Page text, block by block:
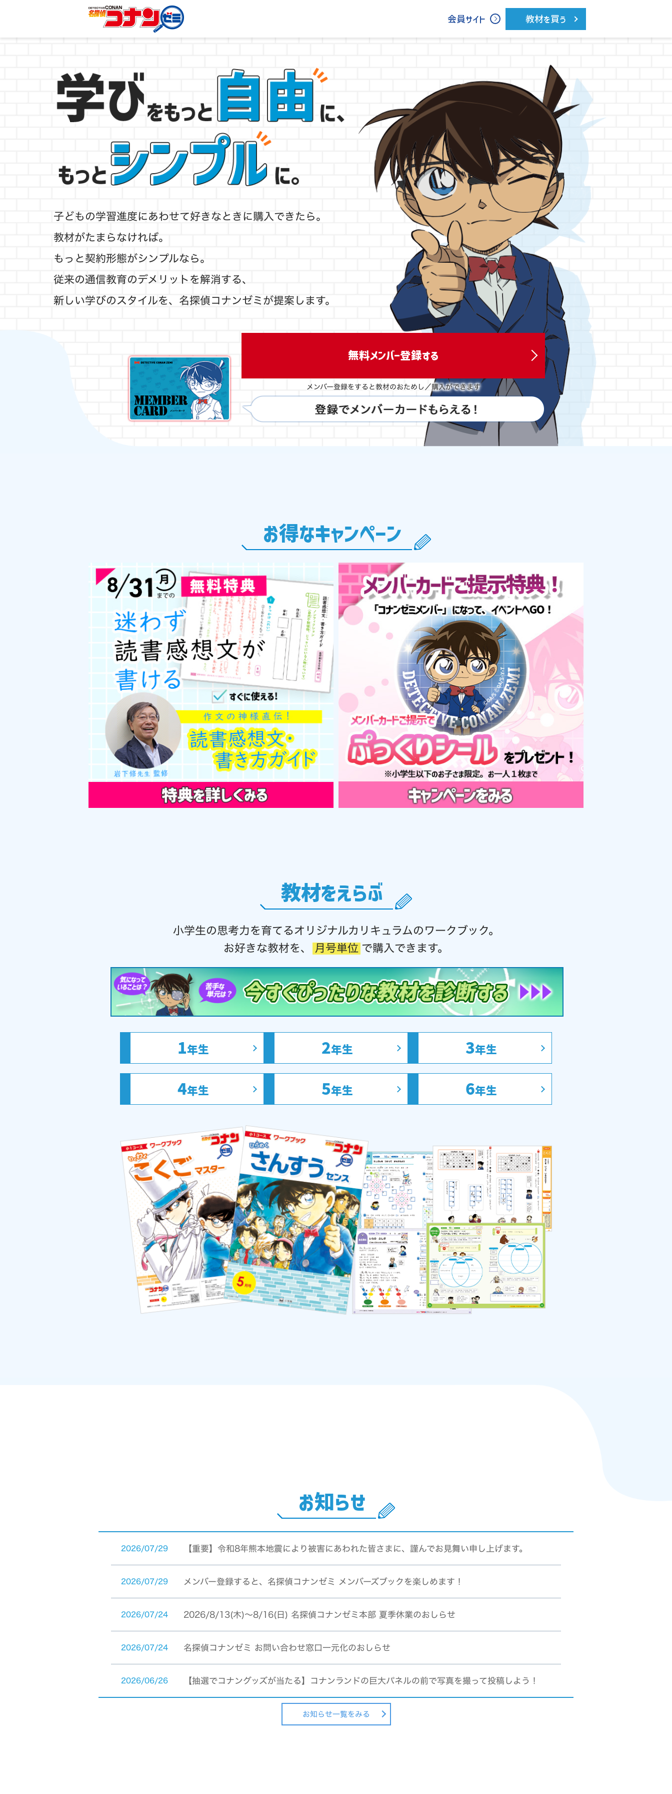
会員サイト 教材を買う
子どもの学習進度にあわせて好きなときに購入できたら。
教材がたまらなければ。
もっと契約形態がシンプルなら。
従来の通信教育のデメリットを解消する、
新しい学びのスタイルを、 名探偵コナンゼミが提案します。
無料メンバー登録する
メンバー登録をすると教材のおためし／購入ができます
お得なキャンペーン
教材をえらぶ
小学生の思考力を育てるオリジナルカリキュラムのワークブック。
お好きな教材を、
月号単位 で購入できます。
1年生 2年生 3年生
4年生 5年生 6年生
お知らせ
2026/07/29 【重要】令和8年熊本地震により被害にあわれた皆さまに、謹んでお見舞い申し上げます。
2026/07/29 メンバー登録すると、名探偵コナンゼミ メンバーズブックを楽しめます！
2026/07/24 2026/8/13(木)～8/16(日) 名探偵コナンゼミ本部 夏季休業のおしらせ
2026/07/24 名探偵コナンゼミ お問い合わせ窓口一元化のおしらせ
2026/06/26 【抽選でコナングッズが当たる】コナンランドの巨大パネルの前で写真を撮って投稿しよう！
お知らせ一覧をみる